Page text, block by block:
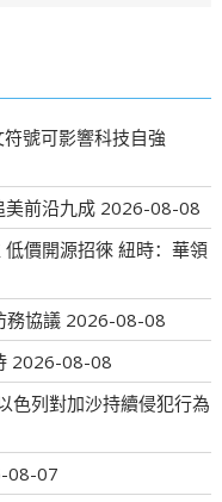
號可影響科技自強
美前沿九成 2026-08-08
價開源招徠 紐時：華領
務協議 2026-08-08
2026-08-08
列對加沙持續侵犯行為
08-07